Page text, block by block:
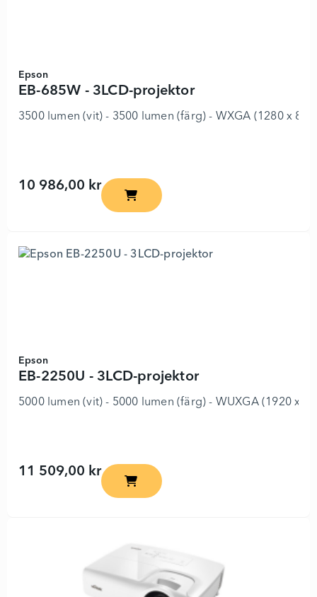
Epson
EB-685W - 3LCD-projektor
3500 lumen (vit) - 3500 lumen (färg) - WXGA (1280 x
10 986,00 krEB-685W - 3LCD-projektor - 3329142 -
Epson
EB-2250U - 3LCD-projektor
5000 lumen (vit) - 5000 lumen (färg) - WUXGA (1920 x
11 509,00 krEB-2250U - 3LCD-projektor - 3403483